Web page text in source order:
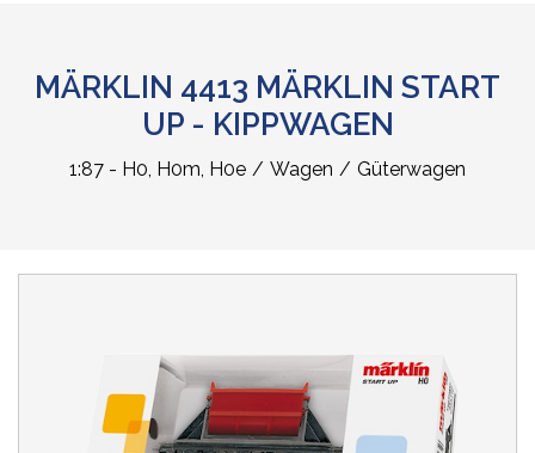
MÄRKLIN 4413 MÄRKLIN START
UP - KIPPWAGEN
1:87 - H0, H0m, H0e Wagen Güterwagen